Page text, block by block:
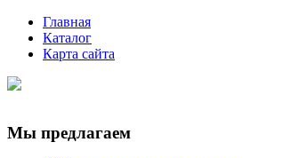
Главная
Каталог
Карта сайта
Мы предлагаем